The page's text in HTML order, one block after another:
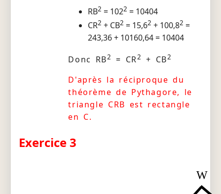
RB2 = 1022 = 10404
CR2 + CB2 = 15,62 + 100,82 =
243,36 + 10160,64 = 10404
Donc RB2 = CR2 + CB2
D'après la réciproque du
théorème de Pythagore, le
triangle CRB est rectangle
en C.
Exercice 3
W